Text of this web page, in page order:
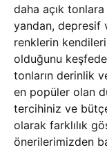
daha açık
yandan, depresif
renklerin
olduğunu
tonların derinlik
en popüler olan
tercihiniz ve
olarak farklılık
önerilerimizden